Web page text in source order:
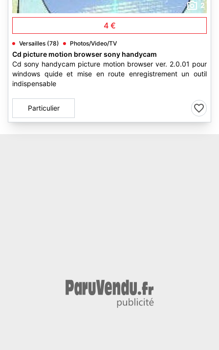
2
4 €
Versailles (78) Photos/Video/TV
Cd picture motion browser sony handycam
Cd sony handycam picture motion browser ver. 2.0.01 pour
windows quide et mise en route enregistrement un outil
indispensable
Particulier